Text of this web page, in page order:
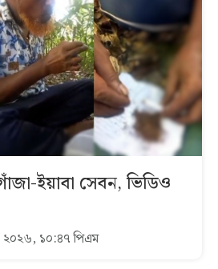
ইয়াবা সেবন, ভিডিও
১০:৪৭ পিএম